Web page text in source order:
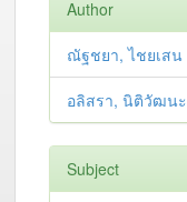
Author
ณัฐชยา, ไชยเสน
อลิสรา, นิติวัฒนะ
Subject